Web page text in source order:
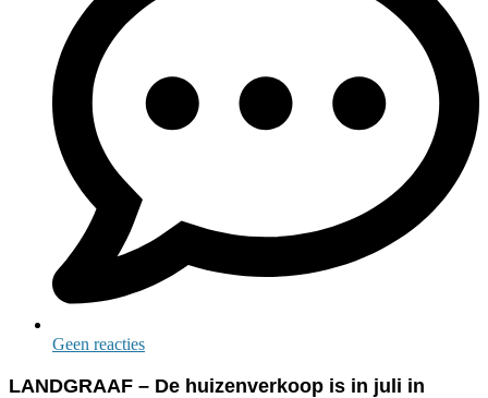
Geen reacties
LANDGRAAF – De huizenverkoop is in juli in